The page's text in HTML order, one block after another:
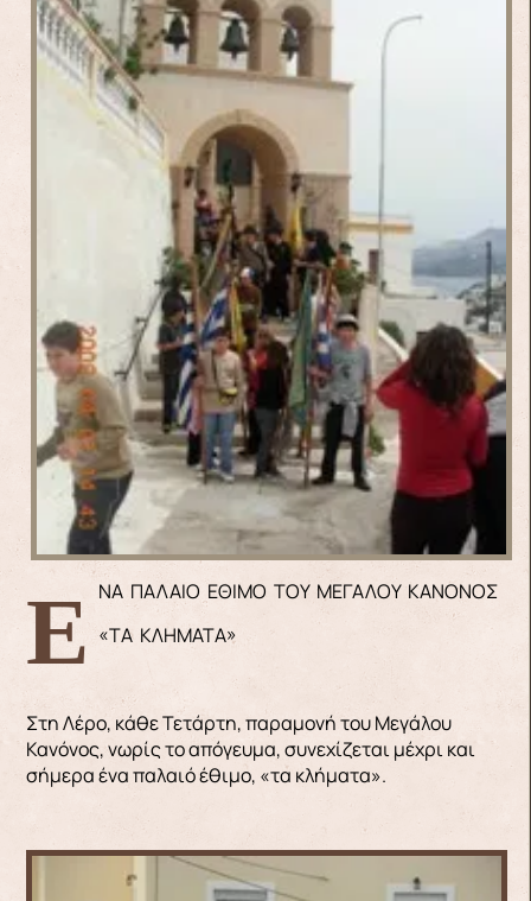
ΕΝΑ ΠΑΛΑΙΟ ΕΘΙΜΟ ΤΟΥ ΜΕΓΑΛΟΥ ΚΑΝΟΝΟΣ
«ΤΑ ΚΛΗΜΑΤΑ»
Στη Λέρο, κάθε Τετάρτη, παραμονή του Μεγάλου
Κανόνος, νωρίς το απόγευμα, συνεχίζεται μέχρι και
σήμερα ένα παλαιό έθιμο, «τα κλήματα».